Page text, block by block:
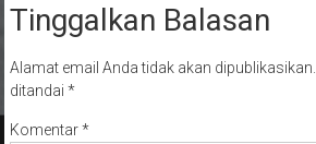
Tinggalkan Balasan
Alamat email Anda tidak akan dipublikasikan.
ditandai *
Komentar*